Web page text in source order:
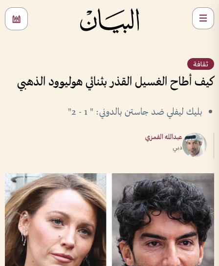
ثقافة
كيف أطاح الغسيل القذر بثنائي هوليوود الذهبي
بليك ليفلي ضد جاستن بالدوني: " 1 - 2"
عبدالله القمزي
دبي